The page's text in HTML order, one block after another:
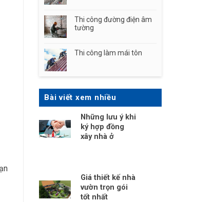
Thi công đường điện âm
tường
Thi công làm mái tôn
Bài viết xem nhiều
Những lưu ý khi
ký hợp đồng
xây nhà ở
Giá thiết kế nhà
vườn trọn gói
tốt nhất